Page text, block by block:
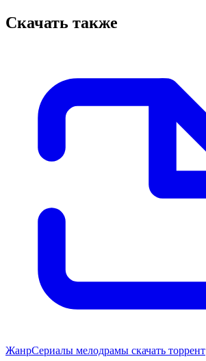
Скачать также
ЖанрСериалы мелодрамы скачать торрент